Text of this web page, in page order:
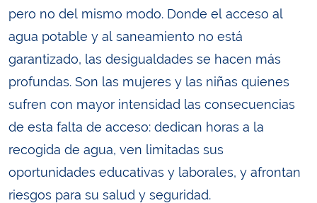
pero no del mismo modo. Donde el acceso al
agua potable y al saneamiento no está
garantizado, las desigualdades se hacen más
profundas. Son las mujeres y las niñas quienes
sufren con mayor intensidad las consecuencias
de esta falta de acceso: dedican horas a la
recogida de agua, ven limitadas sus
oportunidades educativas y laborales, y afrontan
riesgos para su salud y seguridad.